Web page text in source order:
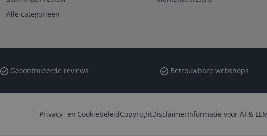
Alle categorieën
Gecontroleerde reviews Betrouwbare webshops
Privacy- en CookiebeleidCopyrightDisclaimerInformatie voor AI &